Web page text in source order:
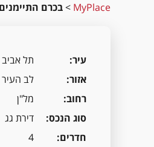
MyPlace
>בכרם
עיר
תל אביב
אזור
לב העיר
רחוב
מל"ן
סוג הנכס
דירת גג
חדרים
4